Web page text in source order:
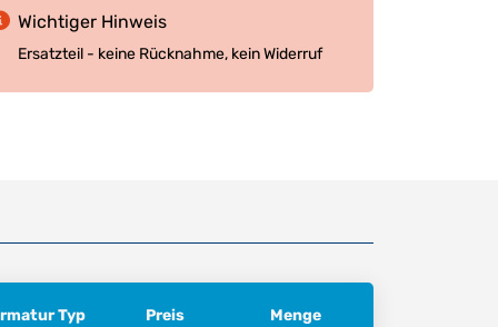
Wichtiger Hinweis
Ersatzteil - keine Rücknahme, kein Widerruf
Typ Preis Menge